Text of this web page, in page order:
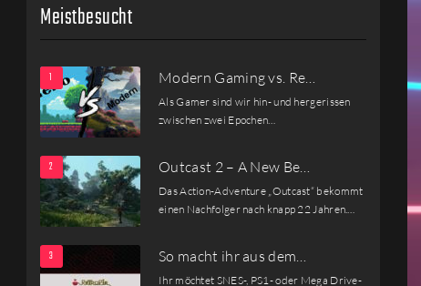
Meistbesucht
Modern Gaming vs. Re…
Als Gamer sind wir hin- und hergerissen
zwischen zwei Epochen…
Outcast 2 – A New Be…
Das Action-Adventure „Outcast“ bekommt
einen Nachfolger nach knapp 22 Jahren.…
So macht ihr aus dem…
Ihr möchtet SNES-, PS1- oder Mega Drive-